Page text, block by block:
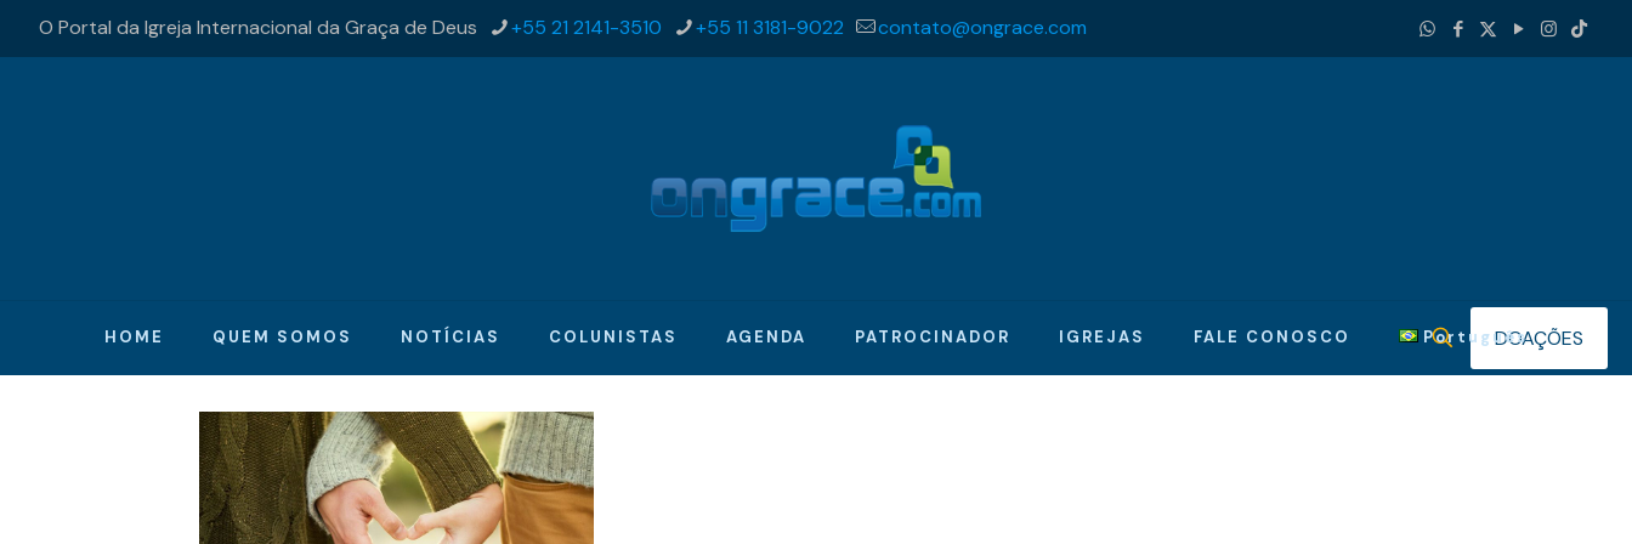
O Portal da Igreja Internacional da Graça de Deus +55 21 2141-3510 +55 11 3181-9022 contato@ongrace.com
HOME QUEM SOMOS NOTÍCIAS COLUNISTAS AGENDA PATROCINADOR IGREJAS FALE CONOSCO PortuguêsDOAÇÕES